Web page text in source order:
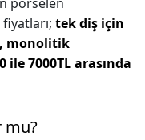
tek diş için
monolitik
7000TL arasında
mu?